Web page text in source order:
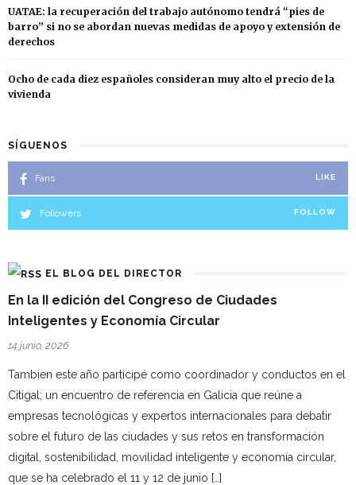
UATAE: la recuperación del trabajo autónomo tendrá “pies de
barro” si no se abordan nuevas medidas de apoyo y extensión de
derechos
Ocho de cada diez españoles consideran muy alto el precio de la
vivienda
SÍGUENOS
Fans LIKE
Followers FOLLOW
EL BLOG DEL DIRECTOR
En la II edición del Congreso de Ciudades
Inteligentes y Economía Circular
14 junio, 2026
Tambien este año participé como coordinador y conductos en el
Citigal; un encuentro de referencia en Galicia que reúne a
empresas tecnológicas y expertos internacionales para debatir
sobre el futuro de las ciudades y sus retos en transformación
digital, sostenibilidad, movilidad inteligente y economía circular,
que se ha celebrado el 11 y 12 de junio […]